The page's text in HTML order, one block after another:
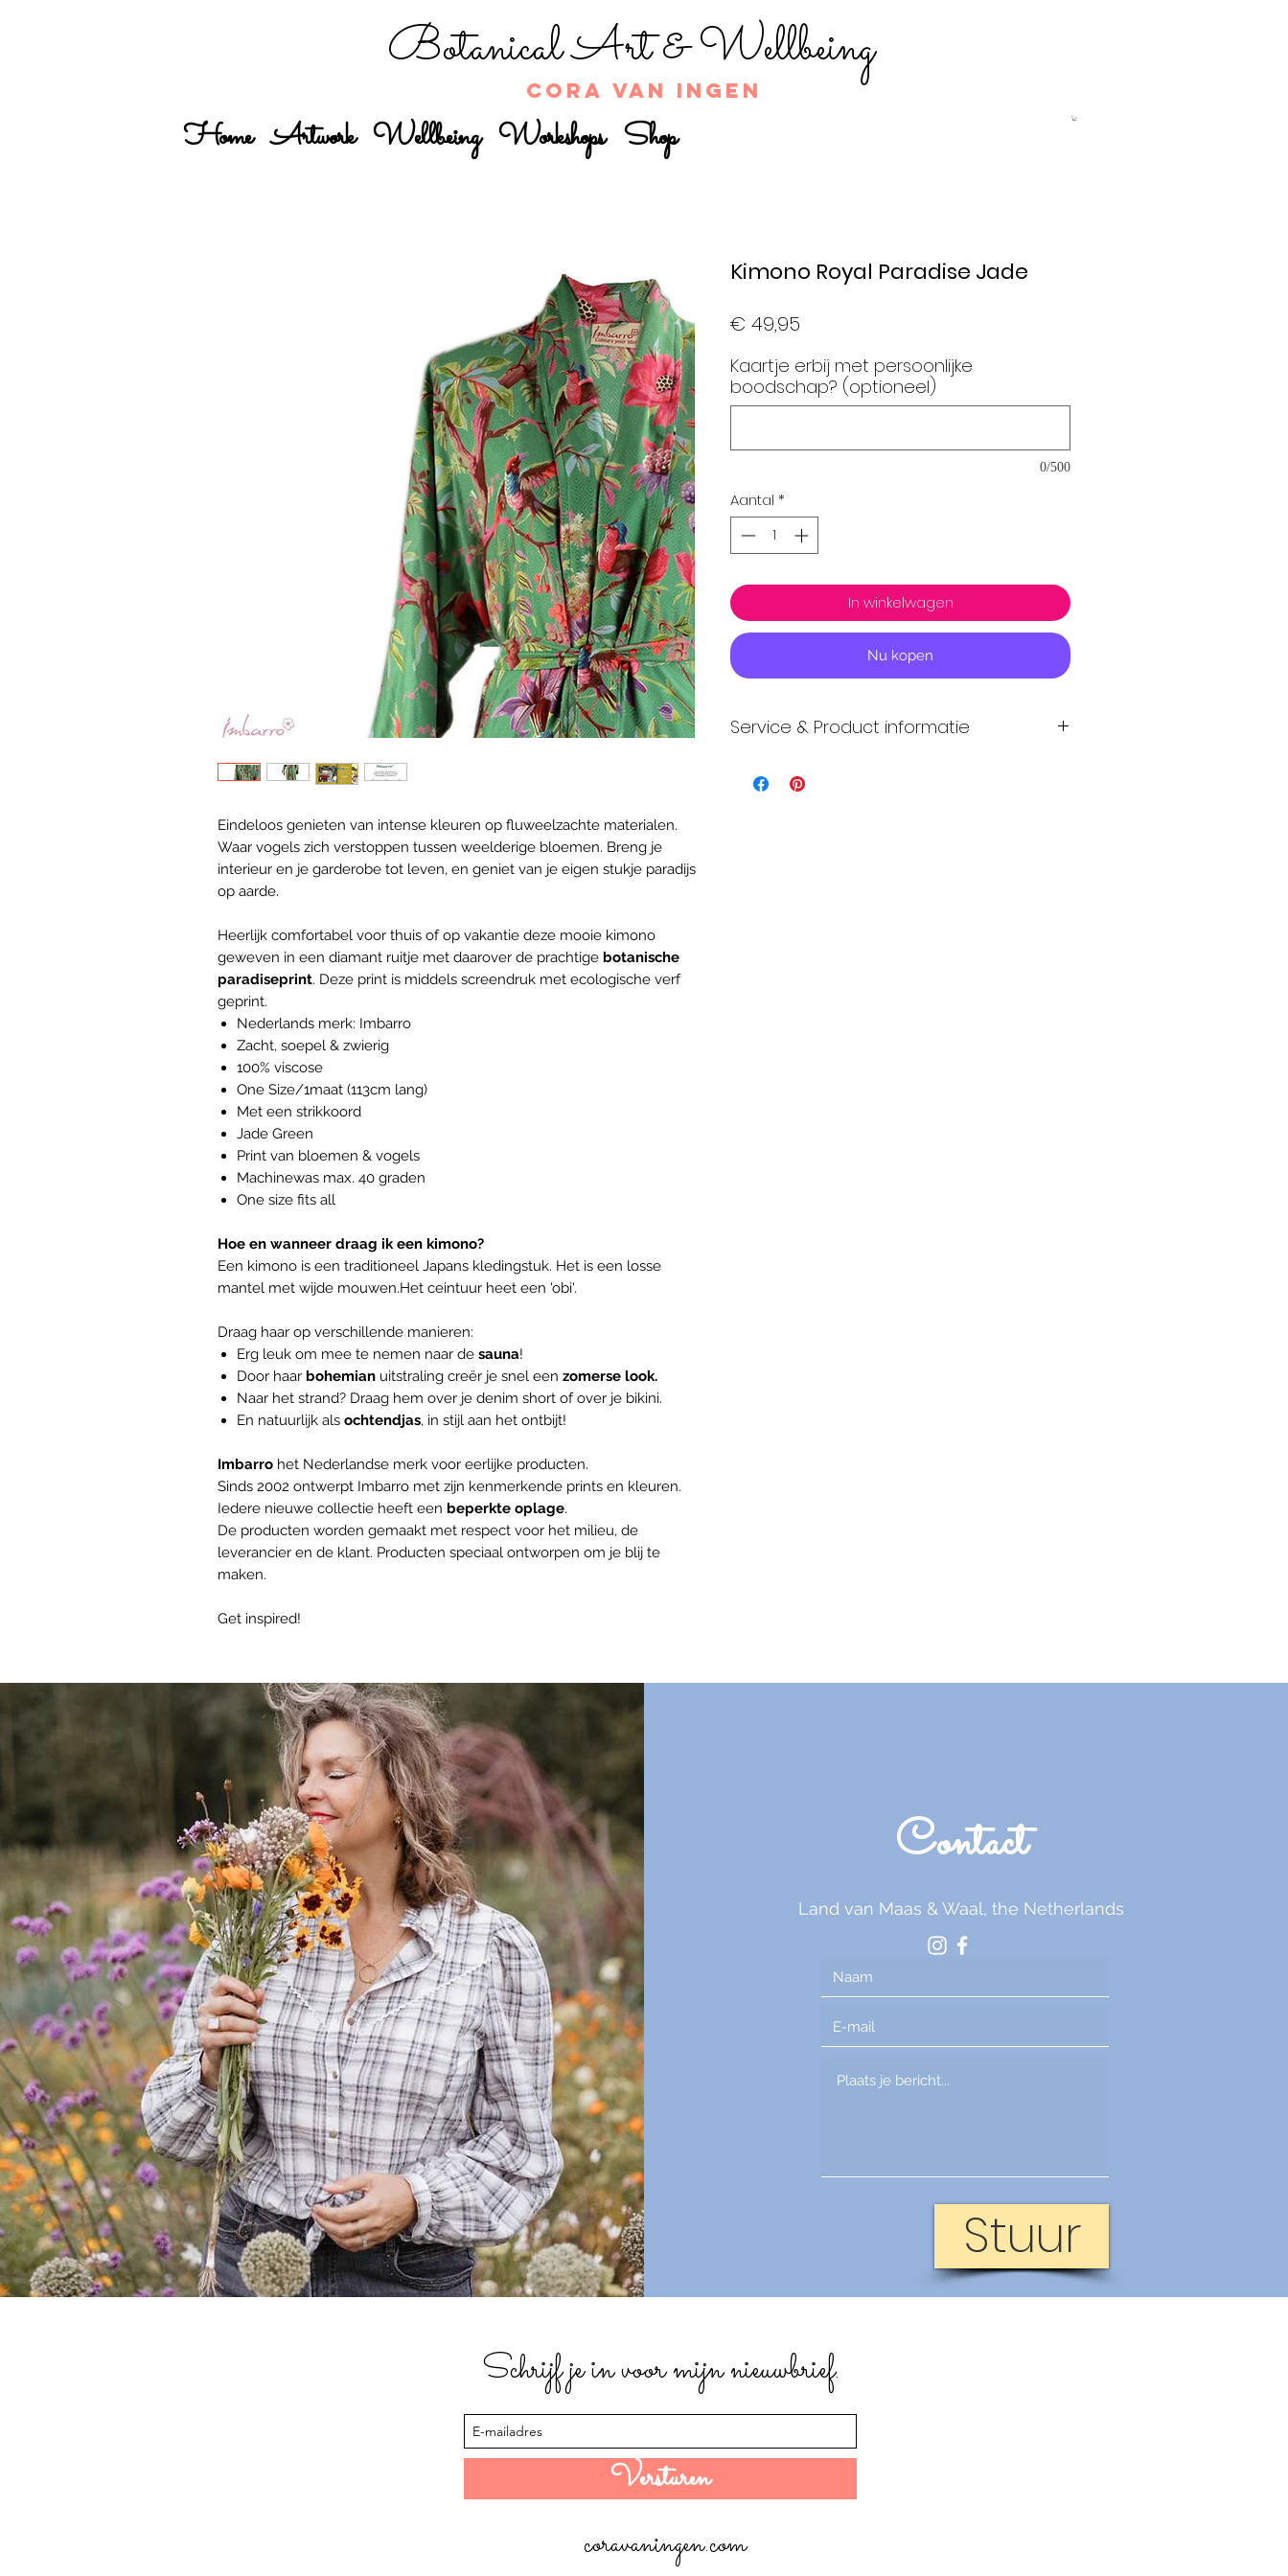
Botanical Art & Wellbeing
Cora van Ingen
Home Artwork Wellbeing Workshops Shop
Eindeloos genieten van intense kleuren op fluweelzachte materialen.
Waar vogels zich verstoppen tussen weelderige bloemen. Breng je
interieur en je garderobe tot leven, en geniet van je eigen stukje paradijs
op aarde.
Heerlijk comfortabel voor thuis of op vakantie deze mooie kimono
geweven in een diamant ruitje met daarover de prachtige botanische
paradiseprint. Deze print is middels screendruk met ecologische verf
geprint.
Nederlands merk: Imbarro
Zacht, soepel & zwierig
100% viscose
One Size/1maat (113cm lang)
Met een strikkoord
Jade Green
Print van bloemen & vogels
Machinewas max. 40 graden
One size fits all
Hoe en wanneer draag ik een kimono?
Een kimono is een traditioneel Japans kledingstuk. Het is een losse
mantel met wijde mouwen.Het ceintuur heet een 'obi'.
Draag haar op verschillende manieren:
Erg leuk om mee te nemen naar de sauna!
Door haar bohemian uitstraling creër je snel een zomerse look.
Naar het strand? Draag hem over je denim short of over je bikini.
En natuurlijk als ochtendjas, in stijl aan het ontbijt!
Imbarro het Nederlandse merk voor eerlijke producten.
Sinds 2002 ontwerpt Imbarro met zijn kenmerkende prints en kleuren.
Iedere nieuwe collectie heeft een beperkte oplage.
De producten worden gemaakt met respect voor het milieu, de
leverancier en de klant. Producten speciaal ontworpen om je blij te
maken.
Get inspired!
Kimono Royal Paradise Jade
€ 49,95
Kaartje erbij met persoonlijke
boodschap? (optioneel)
0/500
Aantal *
In winkelwagen
Nu kopen
Service & Product informatie
boodschap
Contact
Land van Maas & Waal, the Netherlands
Stuur
Schrijf je in voor mijn nieuwbrief.
Versturen
coravaningen.com